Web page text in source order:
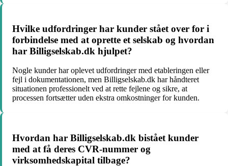
Hvilke udfordringer har kunder stået over for i
forbindelse med at oprette et selskab og hvordan
har Billigselskab.dk hjulpet?
Nogle kunder har oplevet udfordringer med etableringen eller
fejl i dokumentationen, men Billigselskab.dk har håndteret
situationen professionelt ved at rette fejlene og sikre, at
processen fortsætter uden ekstra omkostninger for kunden.
Hvordan har Billigselskab.dk bistået kunder
med at få deres CVR-nummer og
virksomhedskapital tilbage?